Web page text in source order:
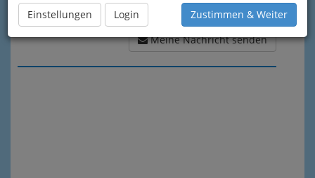
Einstellungen Login Zustimmen & Weiter
Meine Nachricht senden